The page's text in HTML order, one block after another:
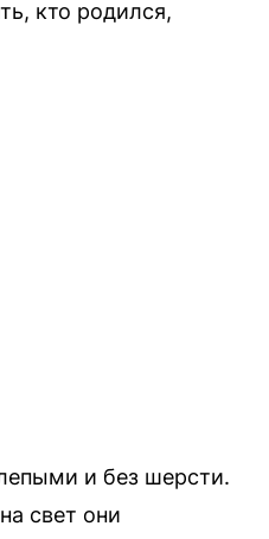
кто родился,
и без шерсти.
свет они